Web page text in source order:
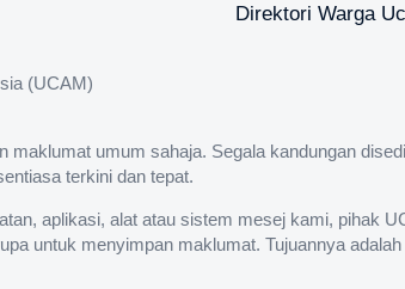
Direktori Warga
(UCAM)
maklumat umum sahaja. Segala kandungan
terkini dan tepat.
aplikasi, alat atau sistem mesej kami, pihak
untuk menyimpan maklumat. Tujuannya